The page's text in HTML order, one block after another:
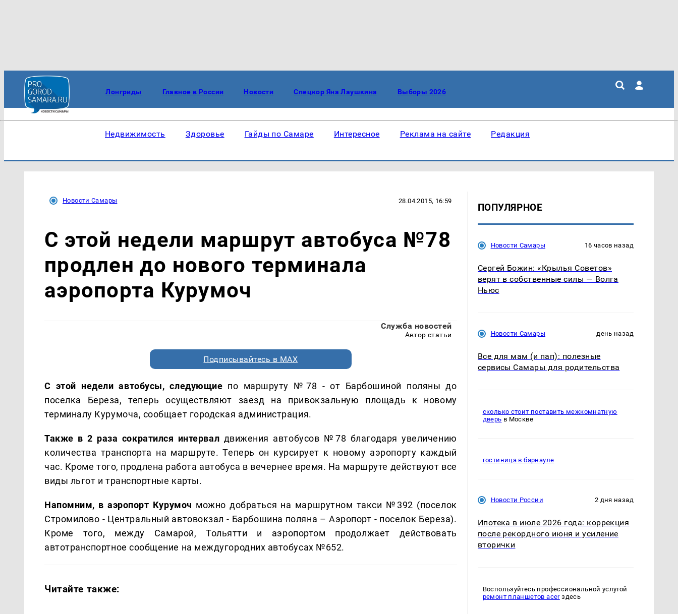
Лонгриды Главное в России Новости Спецкор Яна Лаушкина Выборы 2026
Недвижимость Здоровье Гайды по Самаре Интересное Реклама на сайте Редакция
Новости Самары 28.04.2015, 16:59
С этой недели маршрут автобуса №78
продлен до нового терминала
аэропорта Курумоч
Служба новостей
Автор статьи
Подписывайтесь в MAX
С этой недели автобусы, следующие по маршруту №78 - от Барбошиной поляны до
поселка Береза, теперь осуществляют заезд на привокзальную площадь к новому
терминалу Курумоча, сообщает городская администрация.
Также в 2 раза сократился интервал движения автобусов №78 благодаря увеличению
количества транспорта на маршруте. Теперь он курсирует к новому аэропорту каждый
час. Кроме того, продлена работа автобуса в вечернее время. На маршруте действуют все
виды льгот и транспортные карты.
Напомним, в аэропорт Курумоч можно добраться на маршрутном такси №392 (поселок
Стромилово - Центральный автовокзал - Барбошина поляна – Аэропорт - поселок Береза).
Кроме того, между Самарой, Тольятти и аэропортом продолжает действовать
автотранспортное сообщение на междугородних автобусах №652.
Читайте также:
ПОПУЛЯРНОЕ
Новости Самары 16 часов назад
Сергей Божин: «Крылья Советов»
верят в собственные силы — Волга
Ньюс
Новости Самары день назад
Все для мам (и пап): полезные
сервисы Самары для родительства
сколько стоит поставить межкомнатную
дверь в Москве
гостиница в барнауле
Новости России 2 дня назад
Ипотека в июле 2026 года: коррекция
после рекордного июня и усиление
вторички
Воспользуйтесь профессиональной услугой
ремонт планшетов acerздесь